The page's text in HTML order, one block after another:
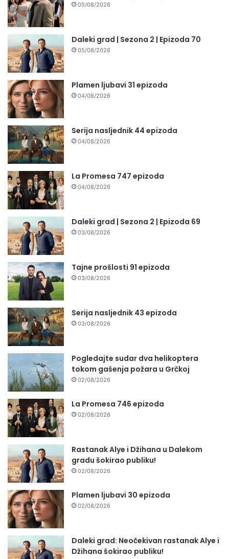
05/08/2026
Daleki grad | Sezona 2 | Epizoda 70
05/08/2026
Plamen ljubavi 31 epizoda
04/08/2026
Serija nasljednik 44 epizoda
04/08/2026
La Promesa 747 epizoda
04/08/2026
Daleki grad | Sezona 2 | Epizoda 69
03/08/2026
Tajne prošlosti 91 epizoda
03/08/2026
Serija nasljednik 43 epizoda
03/08/2026
Pogledajte sudar dva helikoptera
tokom gašenja požara u Grčkoj
02/08/2026
La Promesa 746 epizoda
02/08/2026
Rastanak Alye i Džihana u Dalekom
gradu šokirao publiku!
02/08/2026
Plamen ljubavi 30 epizoda
02/08/2026
Daleki grad: Neočekivan rastanak Alye i
Džihana šokirao publiku!